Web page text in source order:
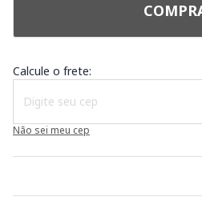
Calcule o frete:
Não sei meu cep